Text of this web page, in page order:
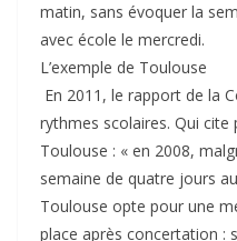
matin, sans évoquer la
avec école le mercredi.
L’exemple de Toulouse
En 2011, le rapport de la
rythmes scolaires. Qui cite
Toulouse : « en 2008,
semaine de quatre jours
Toulouse opte pour une
place après concertation :